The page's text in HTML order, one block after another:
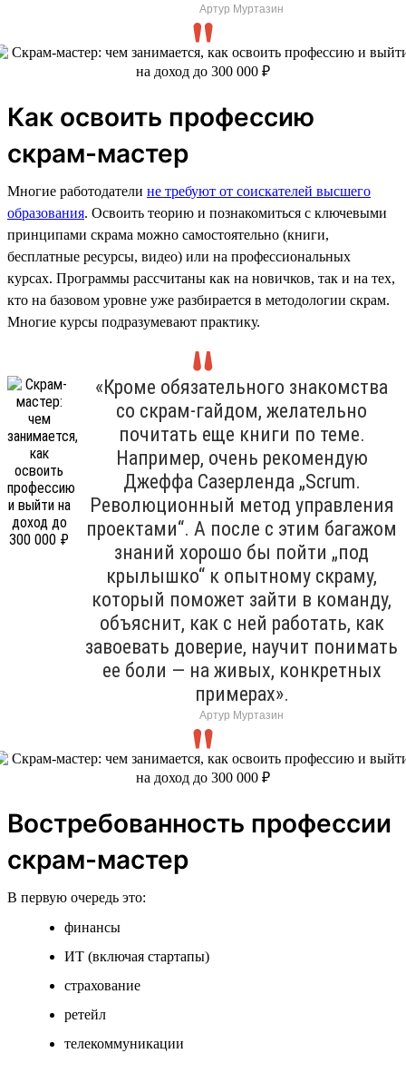
Артур Муртазин
Как освоить профессию
скрам-мастер
Многие работодатели не требуют от соискателей высшего
образования. Освоить теорию и познакомиться с ключевыми
принципами скрама можно самостоятельно (книги,
бесплатные ресурсы, видео) или на профессиональных
курсах. Программы рассчитаны как на новичков, так и на тех,
кто на базовом уровне уже разбирается в методологии скрам.
Многие курсы подразумевают практику.
«Кроме обязательного знакомства
со скрам-гайдом, желательно
почитать еще книги по теме.
Например, очень рекомендую
Джеффа Сазерленда „Scrum.
Революционный метод управления
проектами“. А после с этим багажом
знаний хорошо бы пойти „под
крылышко“ к опытному скраму,
который поможет зайти в команду,
объяснит, как с ней работать, как
завоевать доверие, научит понимать
ее боли — на живых, конкретных
примерах».
Артур Муртазин
Востребованность профессии
скрам-мастер
В первую очередь это:
финансы
ИТ (включая стартапы)
страхование
ретейл
телекоммуникации